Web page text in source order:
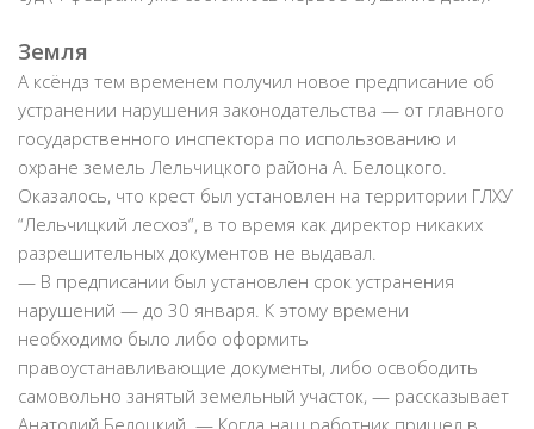
Земля
А ксёндз тем временем получил новое предписание об
устранении нарушения законодательства — от главного
государственного инспектора по использованию и
охране земель Лельчицкого района А. Белоцкого.
Оказалось, что крест был установлен на территории ГЛХУ
“Лельчицкий лесхоз”, в то время как директор никаких
разрешительных документов не выдавал.
— В предписании был установлен срок устранения
нарушений — до 30 января. К этому времени
необходимо было либо оформить
правоустанавливающие документы, либо освободить
самовольно занятый земельный участок, — рассказывает
Анатолий Белоцкий. — Когда наш работник пришел в